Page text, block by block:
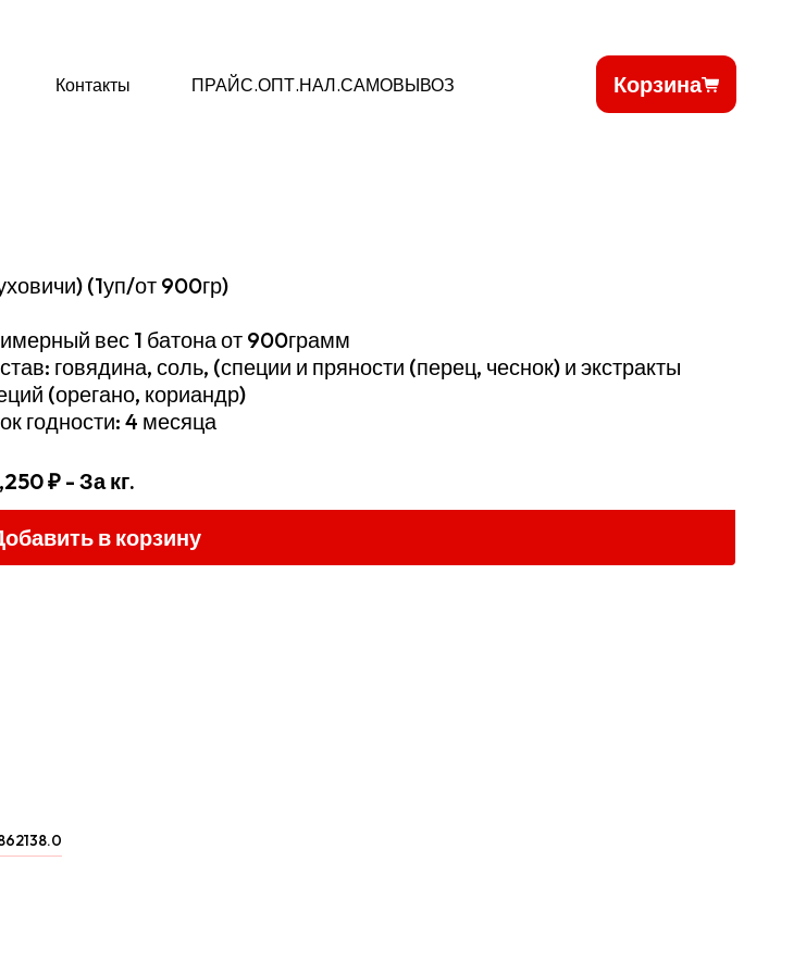
Контакты ПРАЙС.ОПТ.НАЛ.САМОВЫВОЗ Корзина
(1уп/от 900гр)
вес 1 батона от 900грамм
говядина, соль, (специи и пряности (перец, чеснок) и экстракты
(орегано, кориандр)
годности: 4 месяца
₽- За кг.
в корзину